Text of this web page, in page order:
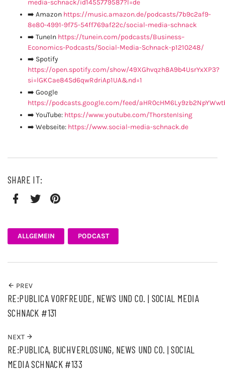
media-schnack/id1455779587?l=de
➡️ Amazon https://music.amazon.de/podcasts/7b9c2af9-
8e80-4991-9f75-54ff769af22c/social-media-schnack
➡️ TuneIn https://tunein.com/podcasts/Business–
Economics-Podcasts/Social-Media-Schnack-p1210248/
➡️ Spotify
https://open.spotify.com/show/49XGhvqzh8A9b4UsrYxXP3?
si=lGKCae84Sd6qwRdriAp1UA&nd=1
➡️ Google
https://podcasts.google.com/feed/
➡️ YouTube: https://www.youtube.com/ThorstenIsing
➡️ Webseite: https://www.social-media-schnack.de
SHARE IT:
ALLGEMEIN PODCAST
PREV
RE:PUBLICA VORFREUDE, NEWS UND CO. | SOCIAL MEDIA
SCHNACK #131
NEXT
RE:PUBLICA, BUCHVERLOSUNG, NEWS UND CO. | SOCIAL
MEDIA SCHNACK #133